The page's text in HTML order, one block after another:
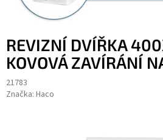
REVIZNÍ DVÍŘKA
KOVOVÁ ZAVÍRÁNÍ
21783
Značka: Haco